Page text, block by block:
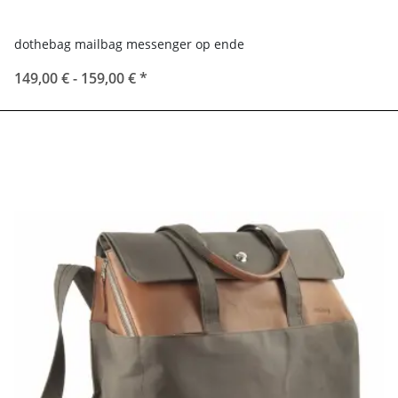
dothebag mailbag messenger op ende
149,00 € - 159,00 €*